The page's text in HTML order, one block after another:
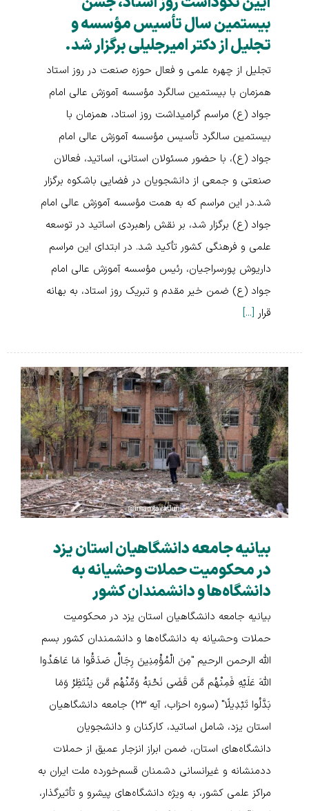
بیستمین سال تأسیس مؤسسه و
تجلیل از دکتر امیرجلیلی برگزار شد.
تجلیل از چهره‌ علمی و فعال حوزه صنعت در روز استاد
همزمان با بیستمین سالگرد مؤسسه آموزش عالی امام
جواد (ع) مراسم گرامیداشت روز استاد، همزمان با
بیستمین سالگرد تأسیس مؤسسه آموزش عالی امام
جواد (ع)، با حضور مسئولان استانی، اساتید، فعالان
صنعتی و جمعی از دانشجویان در فضایی باشکوه برگزار
شد.در این مراسم که به همت مؤسسه آموزش عالی امام
جواد (ع) برگزار شد، بر نقش راهبردی اساتید در توسعه
علمی و فرهنگی کشور تأکید شد. در ابتدای این مراسم
داریوش پورسراجیان، رئیس مؤسسه آموزش عالی امام
جواد (ع) ضمن خیر مقدم و تبریک روز استاد، به بهانه
قرار [...]
بیانیه جامعه دانشگاهیان استان یزد
در محکومیت حملات وحشیانه به
دانشگاه‌ها و دانشمندان کشور
بیانیه جامعه دانشگاهیان استان یزد در محکومیت
حملات وحشیانه به دانشگاه‌ها و دانشمندان کشور بسم
الله الرحمن الرحیم "مِنَ الْمُؤْمِنِينَ رِجَالٌ صَدَقُوا مَا عَاهَدُوا
اللَّهَ عَلَیْهِ فَمِنْهُم مَّن قَضَى نَحْبَهُ وَمِّنْهُم مَّن یَنْتَظِرُ وَمَا
بَدَّلُوا تَبْدِیلًا" (سوره احزاب، آیه ۲۳) جامعه دانشگاهیان
استان یزد، شامل اساتید، کارکنان و دانشجویان
دانشگاه‌های استان، ضمن ابراز انزجار عمیق از حملات
ددمنشانه و غیرانسانی دشمنان قسم‌خورده ملت ایران به
مراکز علمی کشور، به ویژه دانشگاه‌های پیشرو و تأثیرگذار،